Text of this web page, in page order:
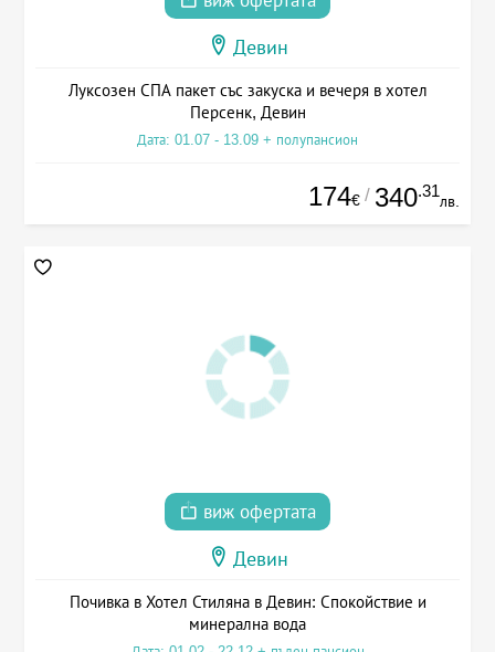
Девин
Луксозен СПА пакет със закуска и вечеря в хотел
Персенк, Девин
Дата: 01.07 - 13.09 + полупансион
174€ / 340.31
лв.
виж офертата
Девин
Почивка в Хотел Стиляна в Девин: Спокойствие и
минерална вода